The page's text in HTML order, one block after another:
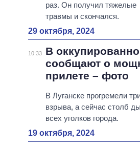
раз. Он получил тяжелые
травмы и скончался.
29 октября, 2024
10:33
В
сообщают о
прилете – фото
В Луганске прогремели
взрыва, а сейчас столб
всех уголков города.
19 октября, 2024